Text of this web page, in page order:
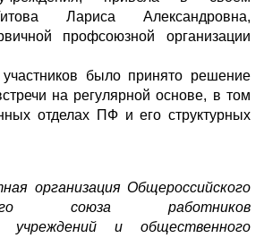
Лариса Александровна,
профсоюзной организации
было принято решение
на регулярной основе, в том
отделах ПФ и его структурных
организация Общероссийского
союза работников
учреждений и общественного